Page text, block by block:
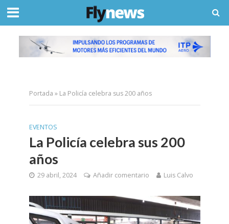
Portada » La Policía celebra sus 200 años
EVENTOS
La Policía celebra sus 200
años
29 abril, 2024 Añadir comentario Luis Calvo